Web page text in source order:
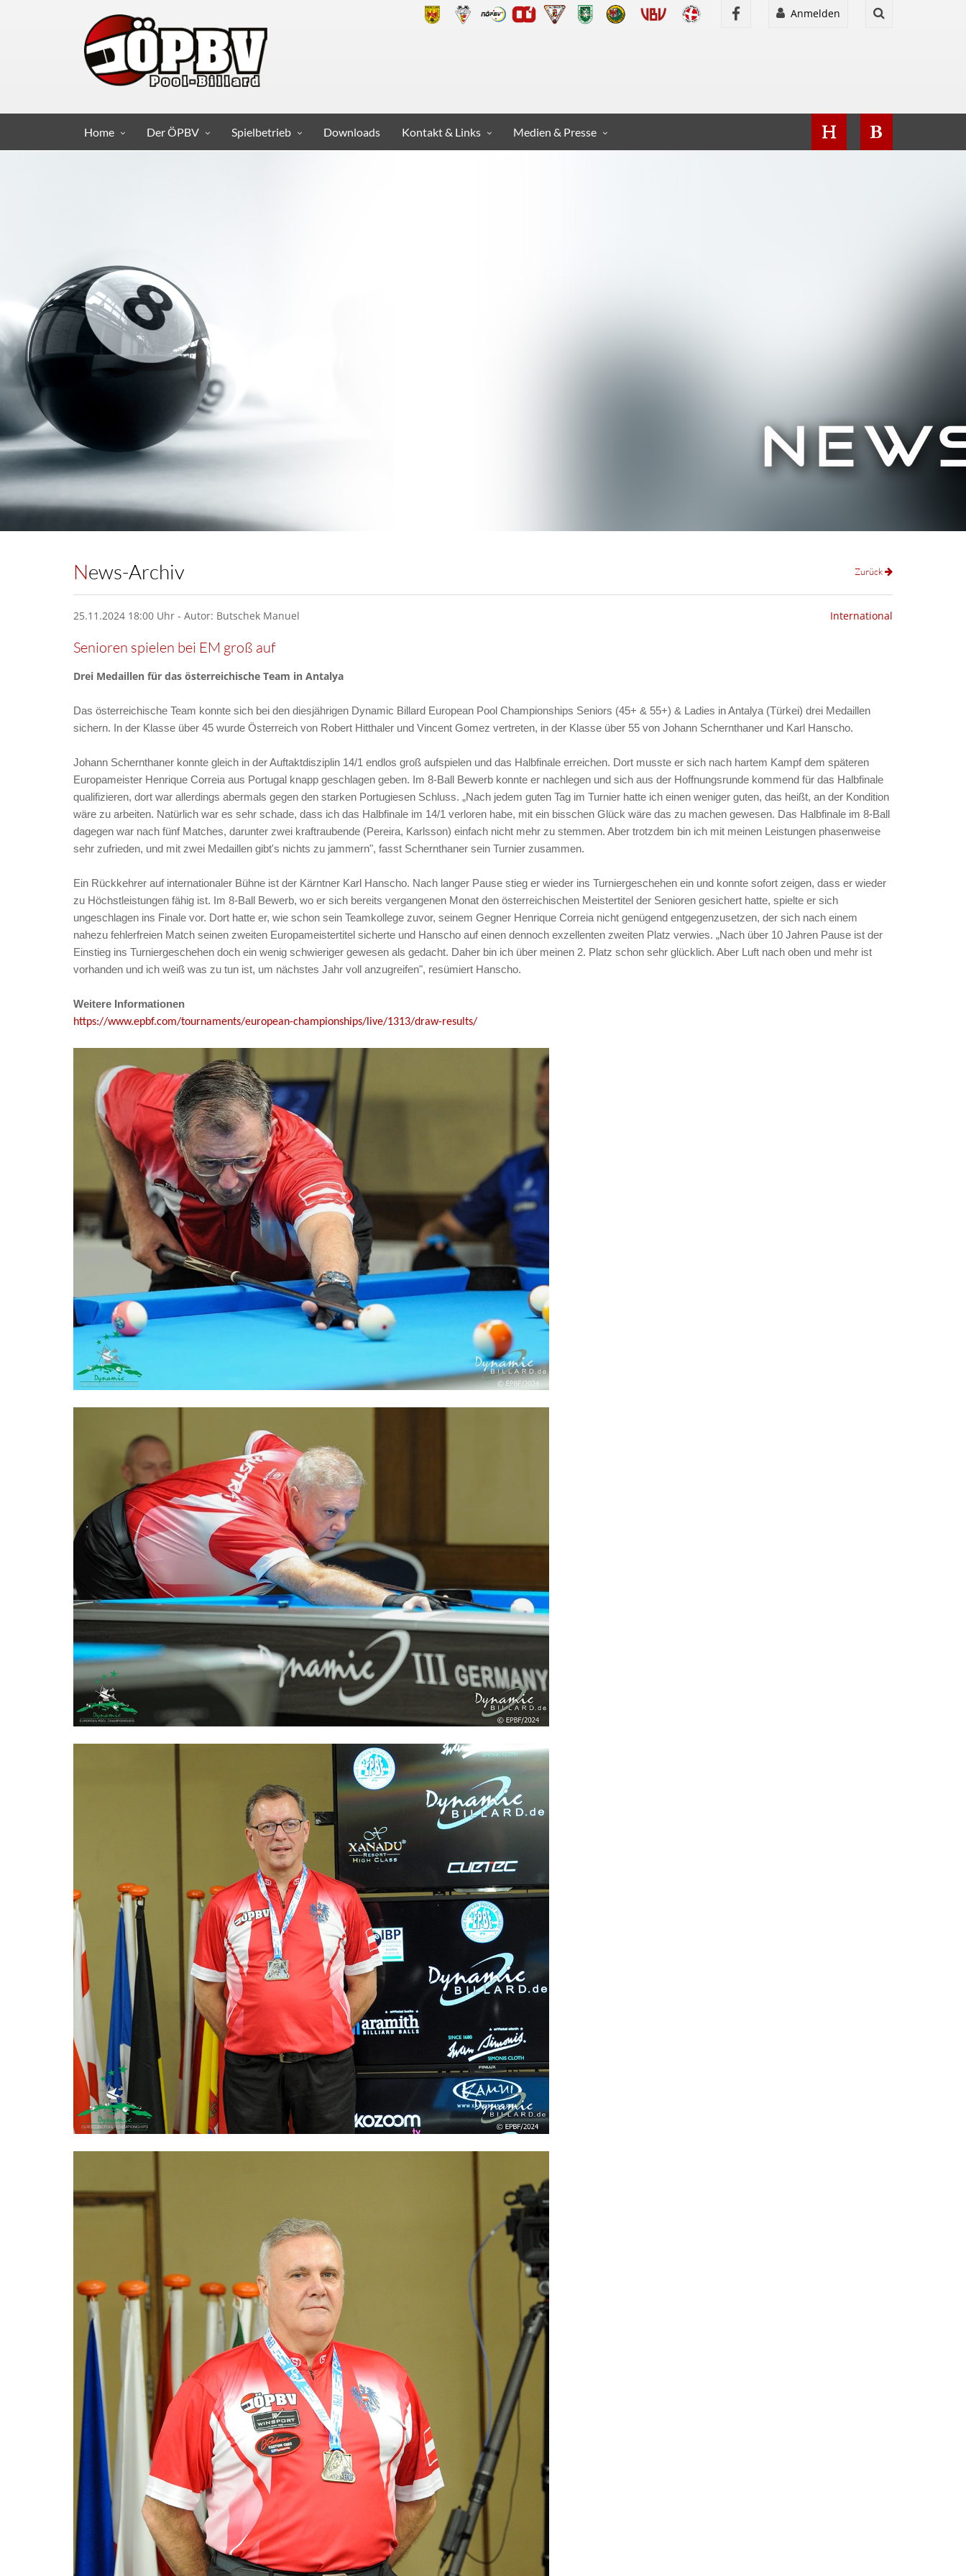
Anmelden
Home Der ÖPBV Spielbetrieb Downloads Kontakt & Links Medien & Presse
News-Archiv Zurück
25.11.2024 18:00 Uhr - Autor: Butschek Manuel International
Senioren spielen bei EM groß auf
Drei Medaillen für das österreichische Team in Antalya
Das österreichische Team konnte sich bei den diesjährigen Dynamic Billard European Pool Championships Seniors (45+ & 55+) & Ladies in Antalya (Türkei) drei Medaillen
sichern. In der Klasse über 45 wurde Österreich von Robert Hitthaler und Vincent Gomez vertreten, in der Klasse über 55 von Johann Schernthaner und Karl Hanscho.
Johann Schernthaner konnte gleich in der Auftaktdisziplin 14/1 endlos groß aufspielen und das Halbfinale erreichen. Dort musste er sich nach hartem Kampf dem späteren
Europameister Henrique Correia aus Portugal knapp geschlagen geben. Im 8-Ball Bewerb konnte er nachlegen und sich aus der Hoffnungsrunde kommend für das Halbfinale
qualifizieren, dort war allerdings abermals gegen den starken Portugiesen Schluss. „Nach jedem guten Tag im Turnier hatte ich einen weniger guten, das heißt, an der Kondition
wäre zu arbeiten. Natürlich war es sehr schade, dass ich das Halbfinale im 14/1 verloren habe, mit ein bisschen Glück wäre das zu machen gewesen. Das Halbfinale im 8-Ball
dagegen war nach fünf Matches, darunter zwei kraftraubende (Pereira, Karlsson) einfach nicht mehr zu stemmen. Aber trotzdem bin ich mit meinen Leistungen phasenweise
sehr zufrieden, und mit zwei Medaillen gibt's nichts zu jammern", fasst Schernthaner sein Turnier zusammen.
Ein Rückkehrer auf internationaler Bühne ist der Kärntner Karl Hanscho. Nach langer Pause stieg er wieder ins Turniergeschehen ein und konnte sofort zeigen, dass er wieder
zu Höchstleistungen fähig ist. Im 8-Ball Bewerb, wo er sich bereits vergangenen Monat den österreichischen Meistertitel der Senioren gesichert hatte, spielte er sich
ungeschlagen ins Finale vor. Dort hatte er, wie schon sein Teamkollege zuvor, seinem Gegner Henrique Correia nicht genügend entgegenzusetzen, der sich nach einem
nahezu fehlerfreien Match seinen zweiten Europameistertitel sicherte und Hanscho auf einen dennoch exzellenten zweiten Platz verwies. „Nach über 10 Jahren Pause ist der
Einstieg ins Turniergeschehen doch ein wenig schwieriger gewesen als gedacht. Daher bin ich über meinen 2. Platz schon sehr glücklich. Aber Luft nach oben und mehr ist
vorhanden und ich weiß was zu tun ist, um nächstes Jahr voll anzugreifen", resümiert Hanscho.
Weitere Informationen
https://www.epbf.com/tournaments/european-championships/live/1313/draw-results/